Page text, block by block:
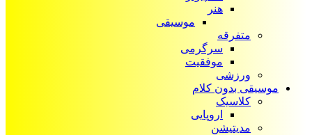
هنر
موسیقی
متفرقه
سرگرمی
موفقیت
ورزشی
موسیقی بدون کلام
کلاسیک
اروپایی
مدیتیشن